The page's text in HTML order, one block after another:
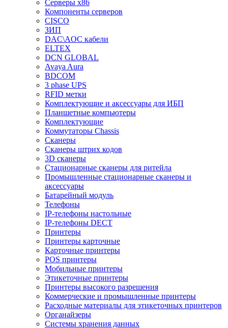
Серверы x86
Компоненты серверов
CISCO
ЗИП
DAC\AOC кабели
ELTEX
DCN GLOBAL
Avaya Aura
BDCOM
3 phase UPS
RFID метки
Комплектующие и аксессуары для ИБП
Планшетные компьютеры
Комплектующие
Коммутаторы Chassis
Сканеры
Сканеры штрих кодов
3D сканеры
Стационарные сканеры для ритейла
Промышленные стационарные сканеры и
аксессуары
Батарейный модуль
Телефоны
IP-телефоны настольные
IP-телефоны DECT
Принтеры
Принтеры карточные
Карточные принтеры
POS принтеры
Мобильные принтеры
Этикеточные принтеры
Принтеры высокого разрешения
Коммерческие и промышленные принтеры
Расходные материалы для этикеточных принтеров
Органайзеры
Системы хранения данных